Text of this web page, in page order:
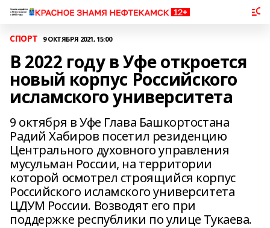
СПОРТ 9 ОКТЯБРЯ 2021, 15:00
В 2022 году в Уфе откроется
новый корпус Российского
исламского университета
9 октября в Уфе Глава Башкортостана
Радий Хабиров посетил резиденцию
Центрального духовного управления
мусульман России, на территории
которой осмотрел строящийся корпус
Российского исламского университета
ЦДУМ России. Возводят его при
поддержке республики по улице Тукаева.